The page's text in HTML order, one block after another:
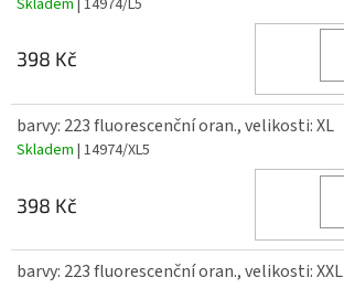
398 Kč
barvy: 223 fluorescenční oran., velikosti: XL
Skladem | 14974/XL5
398 Kč
barvy: 223 fluorescenční oran., velikosti: XXL